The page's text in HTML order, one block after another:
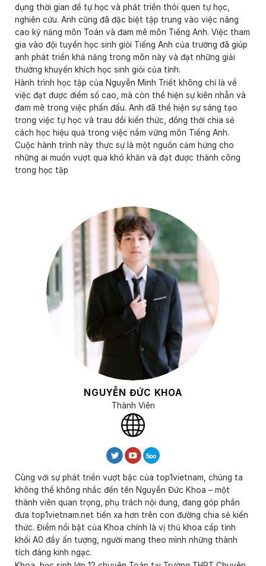
dụng thời gian để tự học và phát triển thói quen tự học,
nghiên cứu. Anh cũng đã đặc biệt tập trung vào việc nâng
cao kỹ năng môn Toán và đam mê môn Tiếng Anh. Việc tham
gia vào đội tuyển học sinh giỏi Tiếng Anh của trường đã giúp
anh phát triển khả năng trong môn này và đạt những giải
thưởng khuyến khích học sinh giỏi của tỉnh.
Hành trình học tập của Nguyễn Minh Triết không chỉ là về
việc đạt được điểm số cao, mà còn thể hiện sự kiên nhẫn và
đam mê trong việc phấn đấu. Anh đã thể hiện sự sáng tạo
trong việc tự học và trau dồi kiến thức, đồng thời chia sẻ
cách học hiệu quả trong việc nắm vững môn Tiếng Anh.
Cuộc hành trình này thực sự là một nguồn cảm hứng cho
những ai muốn vượt qua khó khăn và đạt được thành công
trong học tập
NGUYỄN ĐỨC KHOA
Thành Viên
Cùng với sự phát triển vượt bậc của top1vietnam, chúng ta
không thể không nhắc đến tên Nguyễn Đức Khoa – một
thành viên quan trọng, phụ trách nội dung, đang góp phần
đưa top1vietnam.net tiến xa hơn trên con đường chia sẻ kiến
thức. Điểm nổi bật của Khoa chính là vị thủ khoa cấp tỉnh
khối A0 đầy ấn tượng, người mang theo mình những thành
tích đáng kinh ngạc.